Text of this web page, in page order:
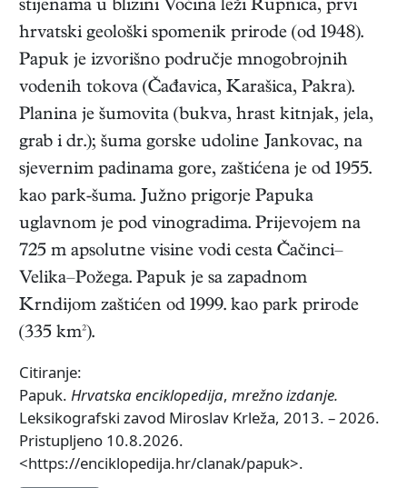
stijenama u blizini Voćina leži Rupnica, prvi
hrvatski geološki spomenik prirode (od 1948).
Papuk je izvorišno područje mnogobrojnih
vodenih tokova (Čađavica, Karašica, Pakra).
Planina je šumovita (bukva, hrast kitnjak, jela,
grab i dr.); šuma gorske udoline Jankovac, na
sjevernim padinama gore, zaštićena je od 1955.
kao park-šuma. Južno prigorje Papuka
uglavnom je pod vinogradima. Prijevojem na
725 m apsolutne visine vodi cesta Čačinci–
Velika–Požega. Papuk je sa zapadnom
Krndijom zaštićen od 1999. kao park prirode
(335 km²).
Citiranje:
Papuk. Hrvatska enciklopedija, mrežno izdanje.
Leksikografski zavod Miroslav Krleža, 2013. – 2026.
Pristupljeno 10.8.2026.
<https://enciklopedija.hr/clanak/papuk>.